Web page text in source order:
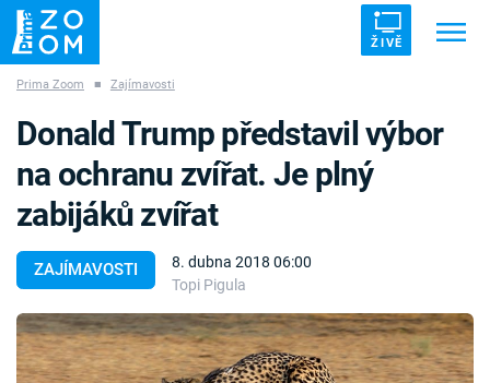
ŽIVĚ
ZÁHADY VETŘELCI DÁVNOVĚKU
Témata
Témata
Prima Zoom ■ Zajímavosti
ZAJÍMAVOSTI
8. dubna 2018 06:00
Topi Pigula
Donald Trump představil výbor
na ochranu zvířat. Je plný
zabijáků zvířat